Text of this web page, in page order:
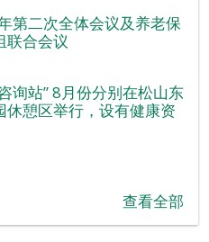
第二次全体会议及养老保
联合会议
询站” 8月份分别在松山东
憩区举行，设有健康资
查看全部